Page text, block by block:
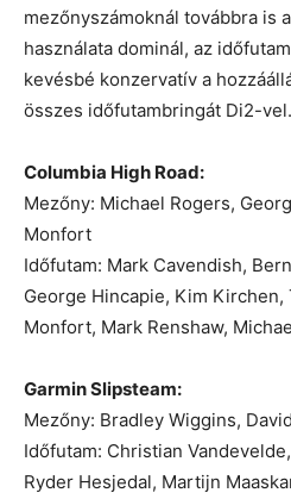
mezőnyszámoknál továbbra is
használata dominál, az
kevésbé konzervatív a
összes időfutambringát Di2-
Columbia High Road:
Mezőny: Michael Rogers,
Monfort
Időfutam: Mark Cavendish,
George Hincapie, Kim Kirchen,
Monfort, Mark Renshaw,
Garmin Slipsteam:
Mezőny: Bradley Wiggins,
Időfutam: Christian
Ryder Hesjedal, Martijn